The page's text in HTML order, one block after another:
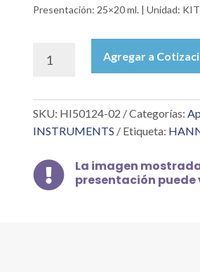
Presentación: 25×20 ml. | Unidad:
SOBRES
DE
SOLUCIÓN
DE
CALIBRACIÓN
PH
Agregar a
SKU: HI50124-02 Categorías:
INSTRUMENTS
Etiqueta:

La imagen
presentación